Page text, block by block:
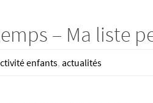
– Ma liste
enfants, actualités